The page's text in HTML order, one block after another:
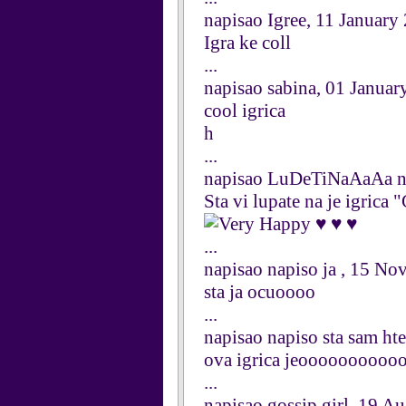
napisao Igree, 11 January
Igra ke coll
...
napisao sabina, 01
cool igrica
h
...
napisao LuDeTiNaAaAa
Sta vi lupate na je igrica
♥ ♥ ♥
...
napisao napiso ja , 15
sta ja ocuoooo
...
napisao napiso sta sam
ova igrica
...